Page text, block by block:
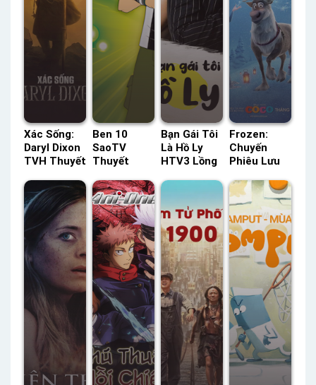
Xác Sống:
Daryl Dixon
TVH Thuyết
Status: 06 /
06 Thuyết
Minh
Ben 10
SaoTV
Thuyết
Status: 39 /
39 Thuyết
Minh
Bạn Gái Tôi
Là Hồ Ly
HTV3 Lồng
Status: 16 /
16 Lồng
Tiếng
Frozen:
Chuyến
Phiêu Lưu
Lồng Tiếng
– Status:
HD Lồng
Tiếng